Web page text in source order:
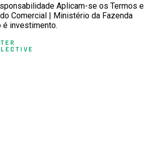
Aplicam-se os Termos e
Comercial | Ministério da Fazenda
é investimento.